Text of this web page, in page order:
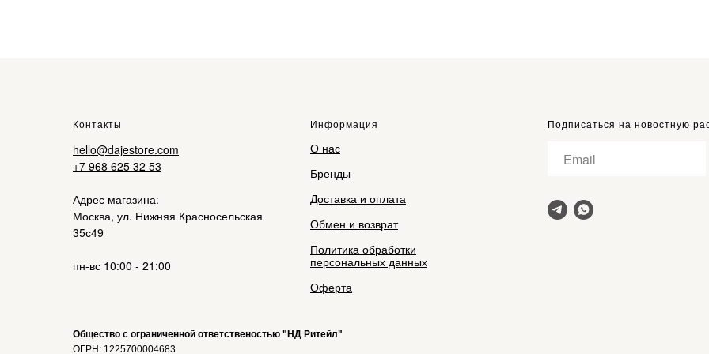
Контакты
hello@dajestore.com
+7 968 625 32 53
Адрес магазина:
Москва, ул. Нижняя Красносельская
35с49
пн-вс 10:00 - 21:00
Информация
О нас
Бренды
Доставка и оплата
Обмен и возврат
Политика обработки
персональных данных
Оферта
Подписаться на новостную
Общество с ограниченной ответственостью "НД Ритейл"
ОГРН: 1225700004683